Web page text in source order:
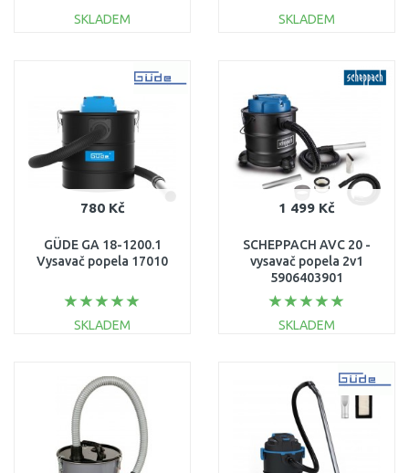
SKLADEM SKLADEM
780 Kč
GÜDE GA 18-1200.1
Vysavač popela 17010
SKLADEM
Porovnat
1 499 Kč
SCHEPPACH AVC 20 -
vysavač popela 2v1
5906403901
SKLADEM
Porovnat